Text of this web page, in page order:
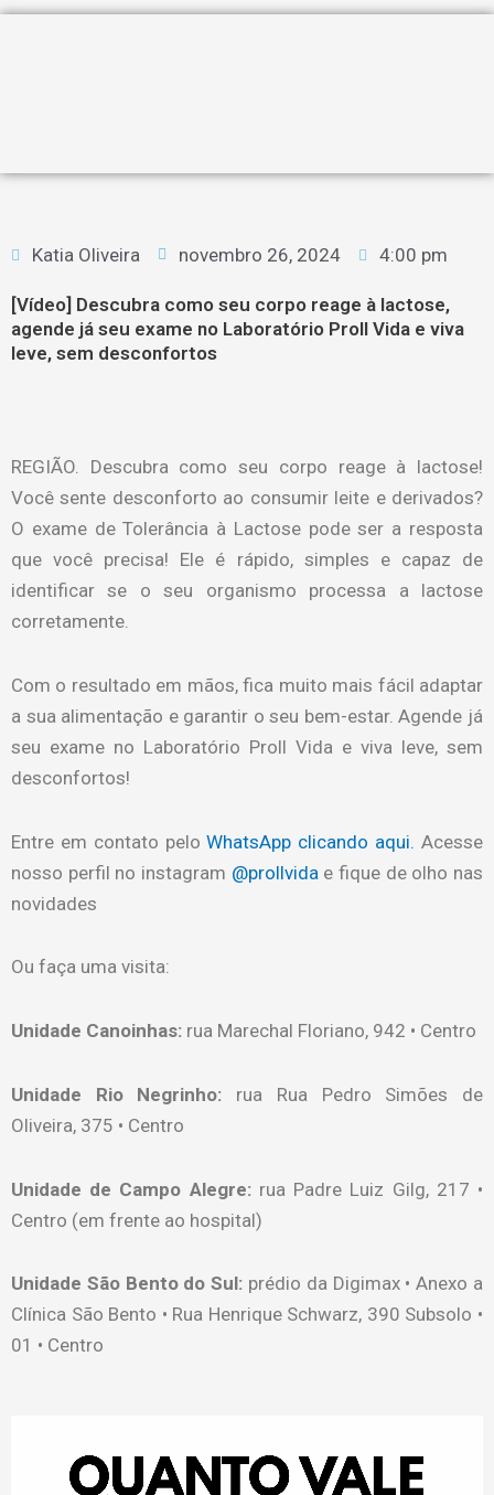
Katia Oliveira novembro 26, 2024 4:00 pm
[Vídeo] Descubra como seu corpo reage à lactose,
agende já seu exame no Laboratório Proll Vida e viva
leve, sem desconfortos
REGIÃO. Descubra como seu corpo reage à lactose!
Você sente desconforto ao consumir leite e derivados?
O exame de Tolerância à Lactose pode ser a resposta
que você precisa! Ele é rápido, simples e capaz de
identificar se o seu organismo processa a lactose
corretamente.
Com o resultado em mãos, fica muito mais fácil adaptar
a sua alimentação e garantir o seu bem-estar. Agende já
seu exame no Laboratório Proll Vida e viva leve, sem
desconfortos!
Entre em contato peloWhatsApp clicando aqui. Acesse
nosso perfil no instagram @prollvida e fique de olho nas
novidades
Ou faça uma visita:
Unidade Canoinhas: rua Marechal Floriano, 942 • Centro
Unidade Rio Negrinho: rua Rua Pedro Simões de
Oliveira, 375 • Centro
Unidade de Campo Alegre:rua Padre Luiz Gilg, 217 •
Centro (em frente ao hospital)
Unidade São Bento do Sul: prédio da Digimax • Anexo a
Clínica São Bento • Rua Henrique Schwarz, 390 Subsolo •
01 • Centro